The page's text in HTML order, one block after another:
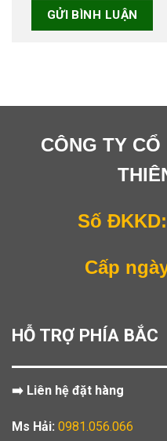
CÔNG TY
Số
Cấp
HỖ TRỢ PHÍA BẮC
➡️ Liên hệ đặt hàng
Ms Hải: 0981.056.066